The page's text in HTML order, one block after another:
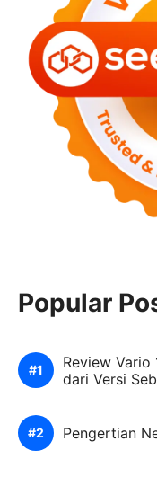
Popular
Review
dari Versi
Pengertian